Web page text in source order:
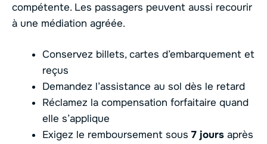
compétente. Les passagers peuvent aussi recourir
à une médiation agréée.
Conservez billets, cartes d’embarquement et
reçus
Demandez l’assistance au sol dès le retard
Réclamez la compensation forfaitaire quand
elle s’applique
Exigez le remboursement sous 7 jours après